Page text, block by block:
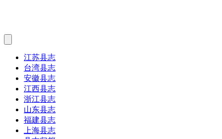
江苏县志
台湾县志
安徽县志
江西县志
浙江县志
山东县志
福建县志
上海县志